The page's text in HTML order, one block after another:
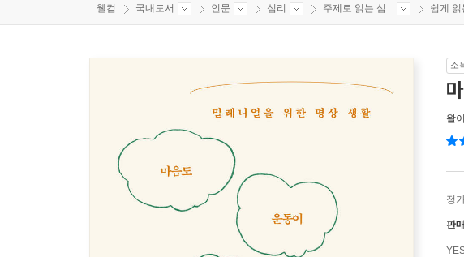
웰컴 국내도서 인문 심리 주제로 읽는 심... 쉽게 읽
소
왈
정
판